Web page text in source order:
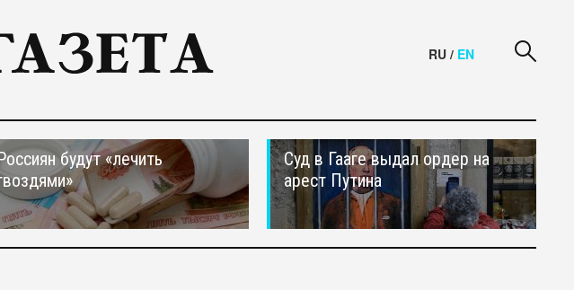
RU / EN
будут «лечить
Суд в Гааге выдал ордер на
арест Путина